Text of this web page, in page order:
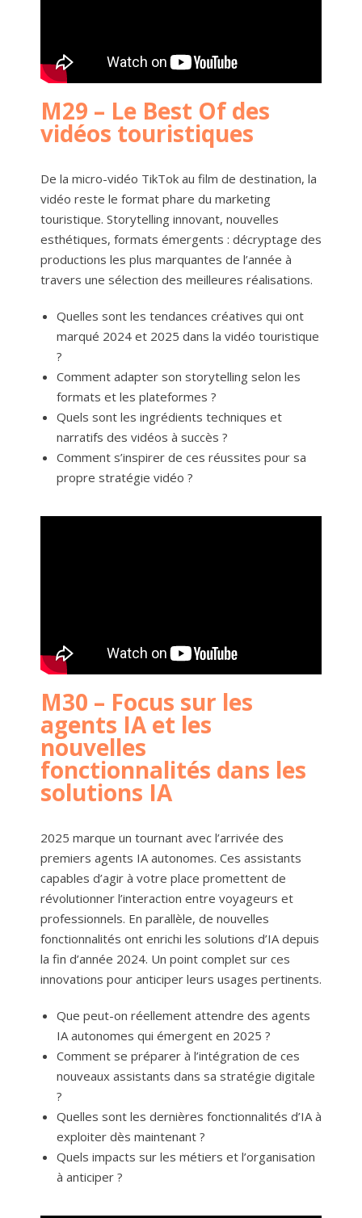
M29 – Le Best Of des
vidéos touristiques
De la micro-vidéo TikTok au film de destination, la
vidéo reste le format phare du marketing
touristique. Storytelling innovant, nouvelles
esthétiques, formats émergents : décryptage des
productions les plus marquantes de l’année à
travers une sélection des meilleures réalisations.
Quelles sont les tendances créatives qui ont
marqué 2024 et 2025 dans la vidéo touristique
?
Comment adapter son storytelling selon les
formats et les plateformes ?
Quels sont les ingrédients techniques et
narratifs des vidéos à succès ?
Comment s’inspirer de ces réussites pour sa
propre stratégie vidéo ?
M30 – Focus sur les
agents IA et les
nouvelles
fonctionnalités dans les
solutions IA
2025 marque un tournant avec l’arrivée des
premiers agents IA autonomes. Ces assistants
capables d’agir à votre place promettent de
révolutionner l’interaction entre voyageurs et
professionnels. En parallèle, de nouvelles
fonctionnalités ont enrichi les solutions d’IA depuis
la fin d’année 2024. Un point complet sur ces
innovations pour anticiper leurs usages pertinents.
Que peut-on réellement attendre des agents
IA autonomes qui émergent en 2025 ?
Comment se préparer à l’intégration de ces
nouveaux assistants dans sa stratégie digitale
?
Quelles sont les dernières fonctionnalités d’IA à
exploiter dès maintenant ?
Quels impacts sur les métiers et l’organisation
à anticiper ?